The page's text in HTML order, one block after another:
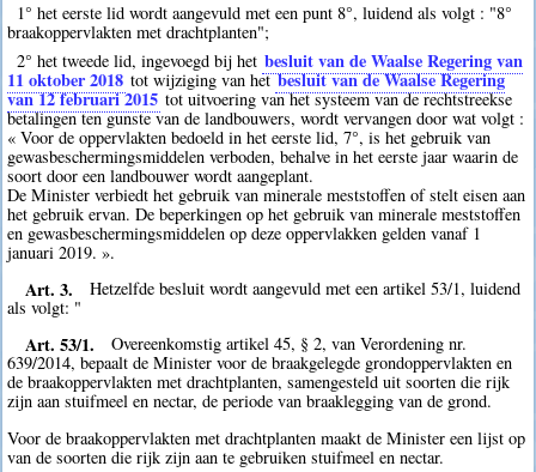
1° het eerste lid wordt aangevuld met een punt 8°, luidend als volgt : "8°
braakoppervlakten met drachtplanten";
2° het tweede lid, ingevoegd bij het besluit van de Waalse Regering van
11 oktober 2018 tot wijziging van hetbesluit van de Waalse Regering
van 12 februari 2015 tot uitvoering van het systeem van de rechtstreekse
betalingen ten gunste van de landbouwers, wordt vervangen door wat volgt :
« Voor de oppervlakten bedoeld in het eerste lid, 7°, is het gebruik van
gewasbeschermingsmiddelen verboden, behalve in het eerste jaar waarin de
soort door een landbouwer wordt aangeplant.
De Minister verbiedt het gebruik van minerale meststoffen of stelt eisen aan
het gebruik ervan. De beperkingen op het gebruik van minerale meststoffen
en gewasbeschermingsmiddelen op deze oppervlakken gelden vanaf 1
januari 2019. ».
Art. 3.
Hetzelfde besluit wordt aangevuld met een artikel 53/1, luidend
als volgt: "
Art. 53/1.
Overeenkomstig artikel 45, § 2, van Verordening nr.
639/2014, bepaalt de Minister voor de braakgelegde grondoppervlakten en
de braakoppervlakten met drachtplanten, samengesteld uit soorten die rijk
zijn aan stuifmeel en nectar, de periode van braaklegging van de grond.
Voor de braakoppervlakten met drachtplanten maakt de Minister een lijst op
van de soorten die rijk zijn aan te gebruiken stuifmeel en nectar.